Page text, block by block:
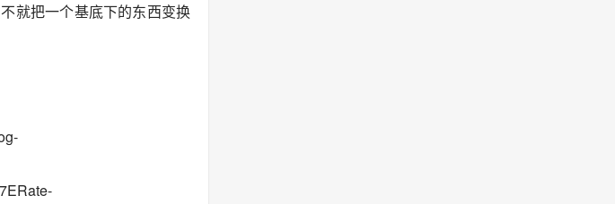
就把一个基底下的东西变换